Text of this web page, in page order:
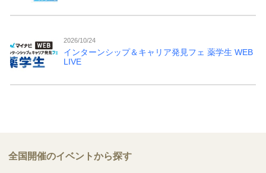
2026/10/24
インターンシップ＆キャリア発見フェ 薬学生 WEB
LIVE
全国開催のイベントから探す